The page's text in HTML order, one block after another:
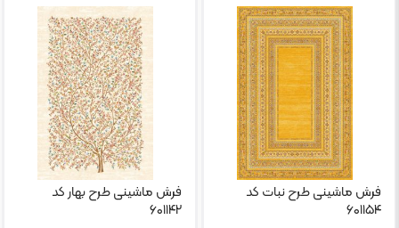
فرش ماشینی طرح نبات کد
۶۰۱۱۵۴
فرش ماشینی طرح بهار کد
۶۰۱۱۴۲